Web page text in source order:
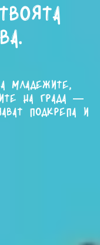
младежите,
на града —
подкрепа и